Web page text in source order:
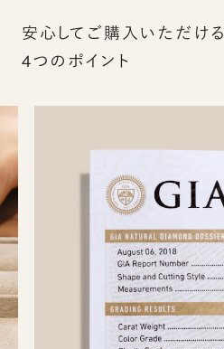
安心してご購入いただける
4つのポイント